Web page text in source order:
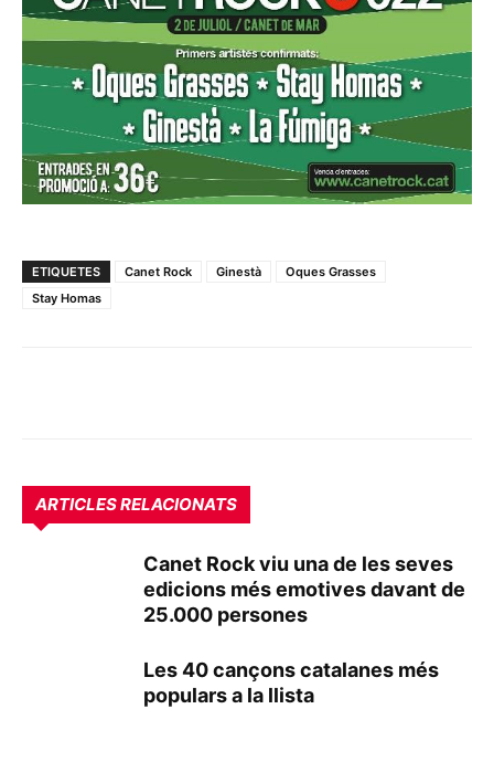
ETIQUETES Canet Rock Ginestà
Oques Grasses
Stay Homas
ARTICLES RELACIONATS
Canet Rock viu una de les seves
edicions més emotives davant de
25.000 persones
Les 40 cançons catalanes més
populars a la llista